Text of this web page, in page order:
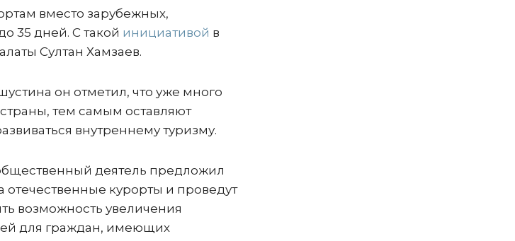
вместо зарубежных,
35 дней. С такой инициативой в
Султан Хамзаев.
он отметил, что уже много
тем самым оставляют
внутреннему туризму.
деятель предложил
отечественные курорты и проведут
возможность увеличения
для граждан, имеющих